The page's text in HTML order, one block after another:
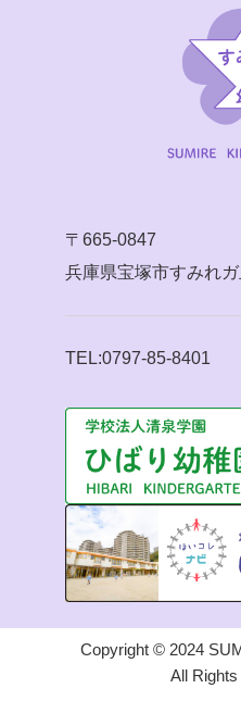
〒665-0847
兵庫県宝塚市すみれ
TEL:0797-85-8401
Copyright © 2024
All